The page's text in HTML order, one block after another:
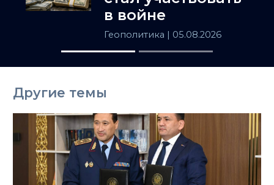
в войне
Геополитика | 05.08.2026
Другие темы